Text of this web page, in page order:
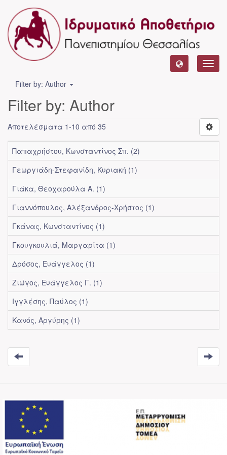
Filter by: Author
Filter by: Author
Αποτελέσματα 1-10 από 35
Παπαχρήστου, Κωνσταντίνος Σπ. (2)
Γεωργιάδη-Στεφανίδη, Κυριακή (1)
Γιάκα, Θεοχαρούλα Α. (1)
Γιαννόπουλος, Αλέξανδρος-Χρήστος (1)
Γκάνας, Κωνσταντίνος (1)
Γκουγκουλιά, Μαργαρίτα (1)
Δρόσος, Ευάγγελος (1)
Ζιώγος, Ευάγγελος Γ. (1)
Ιγγλέσης, Παύλος (1)
Κανός, Αργύρης (1)